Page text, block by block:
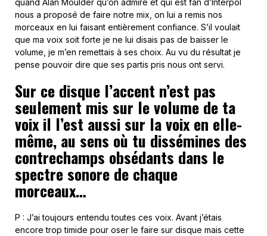
quand Alan Moulder qu’on admire et qui est fan d’Interpol
nous a proposé de faire notre mix, on lui a remis nos
morceaux en lui faisant entièrement confiance. S’il voulait
que ma voix soit forte je ne lui disais pas de baisser le
volume, je m’en remettais à ses choix. Au vu du résultat je
pense pouvoir dire que ses partis pris nous ont servi.
Sur ce disque l’accent n’est pas
seulement mis sur le volume de ta
voix il l’est aussi sur la voix en elle-
même, au sens où tu dissémines des
contrechamps obsédants dans le
spectre sonore de chaque
morceaux…
P : J’ai toujours entendu toutes ces voix. Avant j’étais
encore trop timide pour oser le faire sur disque mais cette